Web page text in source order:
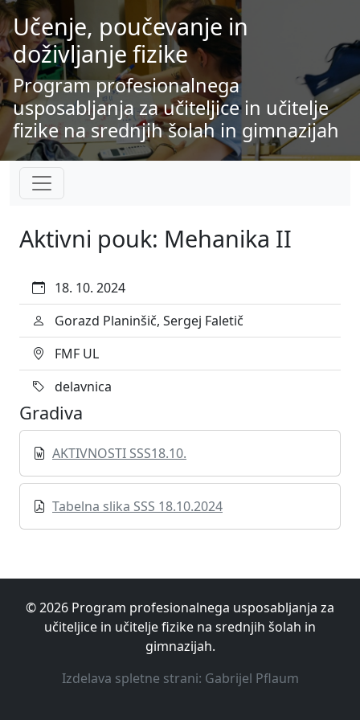
Učenje, poučevanje in
doživljanje fizike
Program profesionalnega
usposabljanja za učiteljice in učitelje
fizike na srednjih šolah in gimnazijah
Aktivni pouk: Mehanika II
18. 10. 2024
Gorazd Planinšič, Sergej Faletič
FMF UL
delavnica
Gradiva
AKTIVNOSTI SSS18.10.
Tabelna slika SSS 18.10.2024
© 2026 Program profesionalnega usposabljanja za
učiteljice in učitelje fizike na srednjih šolah in
gimnazijah.
Izdelava spletne strani: Gabrijel Pflaum